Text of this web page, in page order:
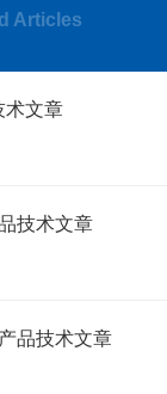
Articles
术文章
技术文章
品技术文章